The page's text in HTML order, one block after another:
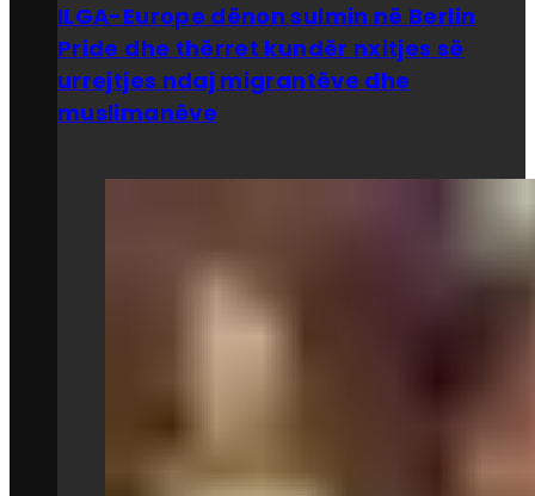
ILGA-Europe dënon sulmin në Berlin
Pride dhe thërret kundër nxitjes së
urrejtjes ndaj migrantëve dhe
muslimanëve